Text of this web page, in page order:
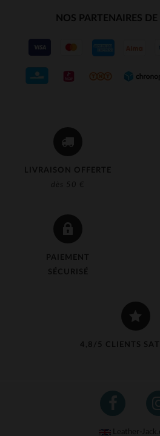
LIVRAISON OFFERTE
dès 50 €
PAIEMENT
SÉCURISÉ
4,8/5 CLIENTS
NOS PARTENAIRES
Leather-